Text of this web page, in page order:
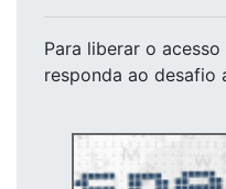
Para liberar o acesso
responda ao desafio